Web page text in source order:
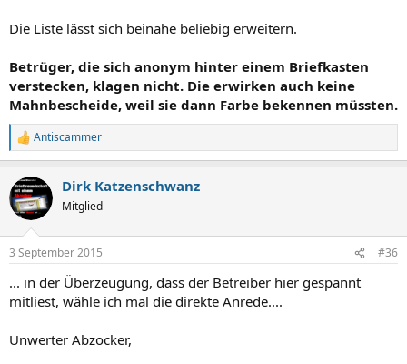
Die Liste lässt sich beinahe beliebig erweitern.
Betrüger, die sich anonym hinter einem Briefkasten
verstecken, klagen nicht. Die erwirken auch keine
Mahnbescheide, weil sie dann Farbe bekennen müssten.
R
e
k
t
i
e
:
Antiscammer
Dirk Katzenschwanz
Mitglied
3 September 2015 #36
... in der Überzeugung, dass der Betreiber hier gespannt
mitliest, wähle ich mal die direkte Anrede....
Unwerter Abzocker,